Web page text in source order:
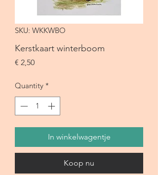
SKU: WKKWBO
Kerstkaart winterboom
€ 2,50Price
Quantity *
In winkelwagentje
Koop nu